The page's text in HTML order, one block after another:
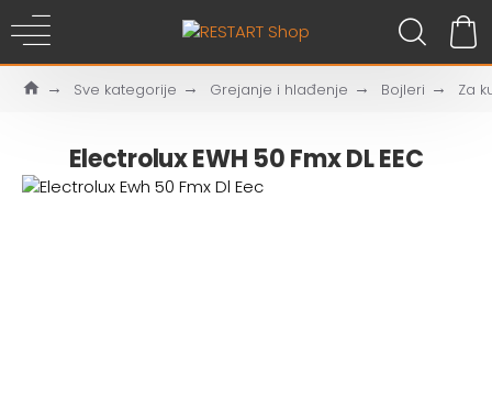
Sve kategorije Grejanje i hlađenje Bojleri Za
Electrolux EWH 50 Fmx DL EEC